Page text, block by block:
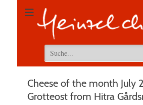
Suchen
nach:
Cheese of the month July
Grotteost from Hitra